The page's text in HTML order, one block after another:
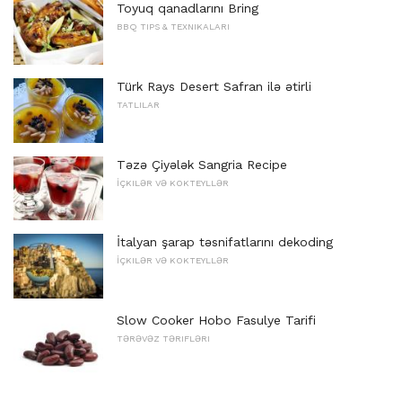
Toyuq qanadlarını Bring
BBQ TIPS & TEXNIKALARI
Türk Rays Desert Safran ilə ətirli
TATLILAR
Təzə Çiyələk Sangria Recipe
İÇKILƏR VƏ KOKTEYLLƏR
İtalyan şarap təsnifatlarını dekoding
İÇKILƏR VƏ KOKTEYLLƏR
Slow Cooker Hobo Fasulye Tarifi
TƏRƏVƏZ TƏRIFLƏRI